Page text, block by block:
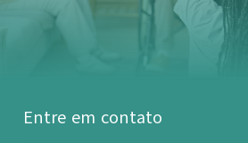
Entre em contato